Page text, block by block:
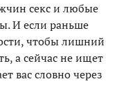
секс и любые
И если раньше
чтобы лишний
а сейчас не ищет
вас словно через